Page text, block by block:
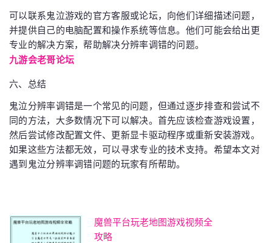
可以联系鬼泣游戏的官方客服或论坛，向他们详细描述问题，
并提供自己的电脑配置和操作系统等信息。他们可能会给出更
专业的解决方案，帮助解决分辨率调错的问题。
九游会老哥论坛
六、总结
鬼泣分辨率调错是一个常见的问题，但通过逐步排查和尝试不
同的方法，大多数情况下可以解决。首先应该检查游戏设置，
然后尝试修改配置文件、更新显卡驱动程序或重新安装游戏。
如果这些方法都无效，可以寻求专业的技术支持。希望本文对
遇到鬼泣分辨率调错问题的玩家有所帮助。
魔兽平台玩老地图游戏视频全
攻略